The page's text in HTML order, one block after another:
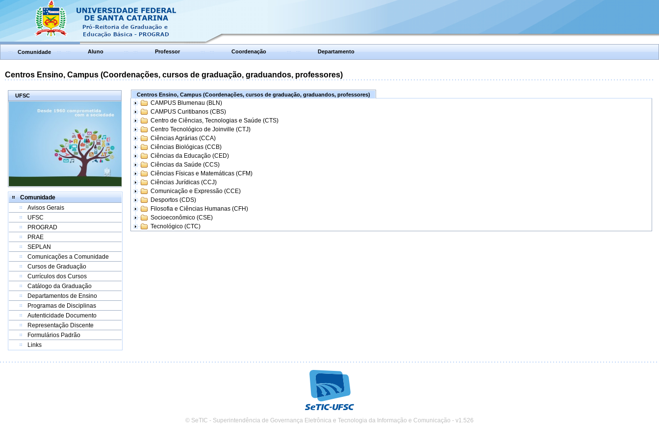
Comunidade Aluno Professor Coordenação Departamento
Centros Ensino, Campus (Coordenações, cursos de graduação, graduandos, professores)
UFSC
Comunidade
Avisos Gerais
UFSC
PROGRAD
PRAE
SEPLAN
Comunicações a Comunidade
Cursos de Graduação
Currículos dos Cursos
Catálogo da Graduação
Departamentos de Ensino
Programas de Disciplinas
Autenticidade Documento
Representação Discente
Formulários Padrão
Links
Centros Ensino, Campus (Coordenações, cursos de graduação, graduandos, professores)
CAMPUS Blumenau (BLN)
CAMPUS Curitibanos (CBS)
Centro de Ciências, Tecnologias e Saúde (CTS)
Centro Tecnológico de Joinville (CTJ)
Ciências Agrárias (CCA)
Ciências Biológicas (CCB)
Ciências da Educação (CED)
Ciências da Saúde (CCS)
Ciências Físicas e Matemáticas (CFM)
Ciências Jurídicas (CCJ)
Comunicação e Expressão (CCE)
Desportos (CDS)
Filosofia e Ciências Humanas (CFH)
Socioeconômico (CSE)
Tecnológico (CTC)
© SeTIC - Superintendência de Governança Eletrônica e Tecnologia da Informação e Comunicação - v1.526